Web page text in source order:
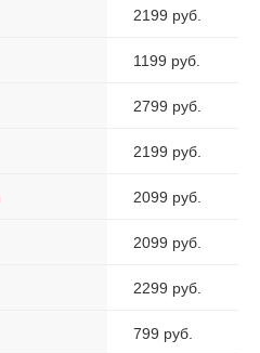
2199 руб.
1199 руб.
2799 руб.
2199 руб.
2099 руб.
2099 руб.
2299 руб.
799 руб.